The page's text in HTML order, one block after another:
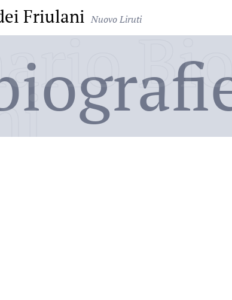
Friulani Nuovo Liruti